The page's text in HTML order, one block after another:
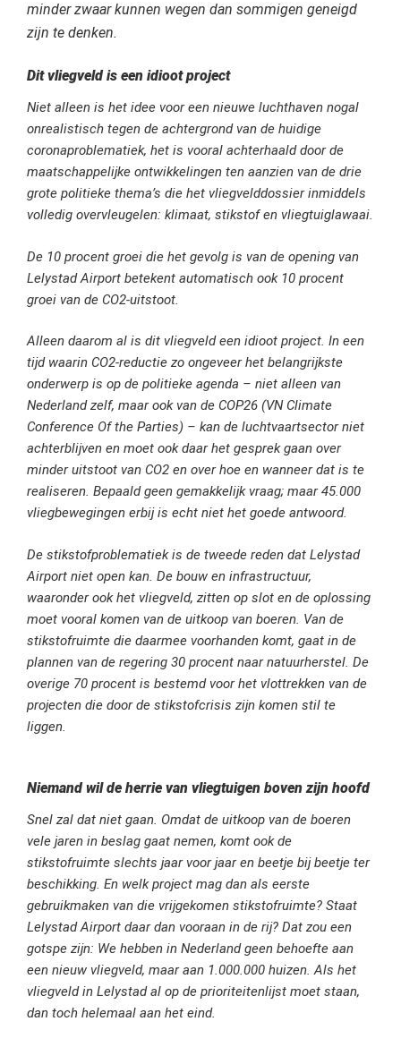
minder zwaar kunnen wegen dan sommigen geneigd
zijn te denken.
Dit vliegveld is een idioot project
Niet alleen is het idee voor een nieuwe luchthaven nogal
onrealistisch tegen de achtergrond van de huidige
coronaproblematiek, het is vooral achterhaald door de
maatschappelijke ontwikkelingen ten aanzien van de drie
grote politieke thema’s die het vliegvelddossier inmiddels
volledig overvleugelen: klimaat, stikstof en vliegtuiglawaai.
De 10 procent groei die het gevolg is van de opening van
Lelystad Airport betekent automatisch ook 10 procent
groei van de CO2-uitstoot.
Alleen daarom al is dit vliegveld een idioot project. In een
tijd waarin CO2-reductie zo ongeveer het belangrijkste
onderwerp is op de politieke agenda – niet alleen van
Nederland zelf, maar ook van de COP26 (VN Climate
Conference Of the Parties) – kan de luchtvaartsector niet
achterblijven en moet ook daar het gesprek gaan over
minder uitstoot van CO2 en over hoe en wanneer dat is te
realiseren. Bepaald geen gemakkelijk vraag; maar 45.000
vliegbewegingen erbij is echt niet het goede antwoord.
De stikstofproblematiek is de tweede reden dat Lelystad
Airport niet open kan. De bouw en infrastructuur,
waaronder ook het vliegveld, zitten op slot en de oplossing
moet vooral komen van de uitkoop van boeren. Van de
stikstofruimte die daarmee voorhanden komt, gaat in de
plannen van de regering 30 procent naar natuurherstel. De
overige 70 procent is bestemd voor het vlottrekken van de
projecten die door de stikstofcrisis zijn komen stil te
liggen.
Niemand wil de herrie van vliegtuigen boven zijn hoofd
Snel zal dat niet gaan. Omdat de uitkoop van de boeren
vele jaren in beslag gaat nemen, komt ook de
stikstofruimte slechts jaar voor jaar en beetje bij beetje ter
beschikking. En welk project mag dan als eerste
gebruikmaken van die vrijgekomen stikstofruimte? Staat
Lelystad Airport daar dan vooraan in de rij? Dat zou een
gotspe zijn: We hebben in Nederland geen behoefte aan
een nieuw vliegveld, maar aan 1.000.000 huizen. Als het
vliegveld in Lelystad al op de prioriteitenlijst moet staan,
dan toch helemaal aan het eind.